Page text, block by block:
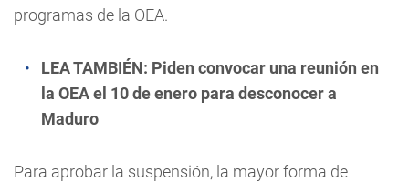
programas de la OEA.
LEA TAMBIÉN: Piden convocar una reunión en
la OEA el 10 de enero para desconocer a
Maduro
Para aprobar la suspensión, la mayor forma de